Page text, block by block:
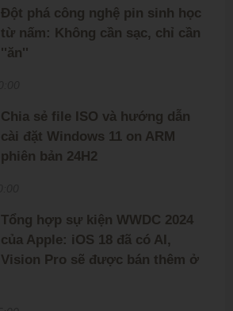
Đột phá công nghệ pin sinh học
từ nấm: Không cần sạc, chỉ cần
''ăn''
Chia sẻ file ISO và hướng dẫn
cài đặt Windows 11 on ARM
phiên bản 24H2
Tổng hợp sự kiện WWDC 2024
của Apple: iOS 18 đã có AI,
Vision Pro sẽ được bán thêm ở